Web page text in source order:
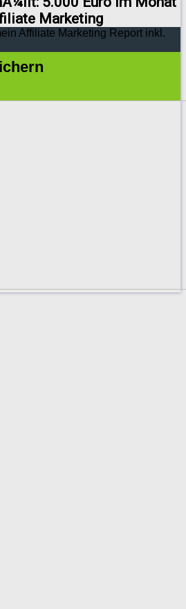
Marketing
Affiliate Marketing Report inkl.